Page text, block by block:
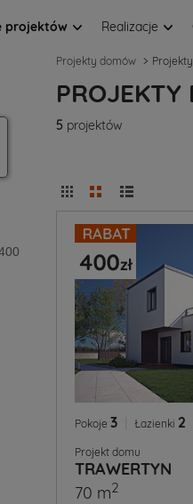
projektów Realizacje
Projekty domów
PROJEKTY
5 projektów
Pokoje 3 Łazienki 2
Projekt domu
TRAWERTYN
70 m2